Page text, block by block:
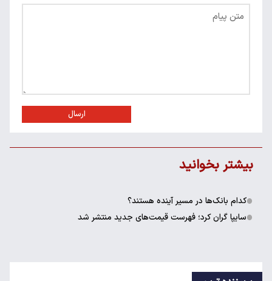
ارسال
بیشتر بخوانید
کدام بانک‌ها در مسیر آینده هستند؟
سایپا گران کرد؛ فهرست قیمت‌های جدید منتشر شد